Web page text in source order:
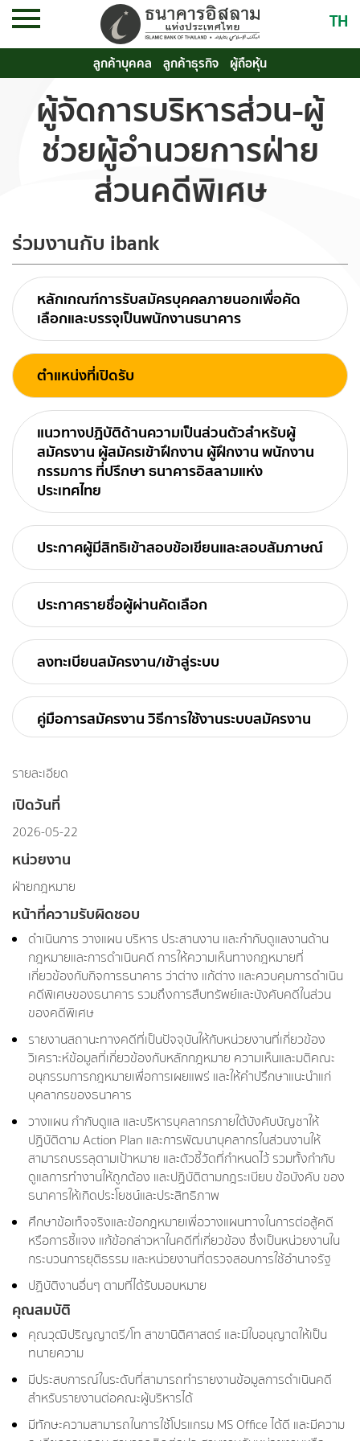
TH
ลูกค้าบุคคล ลูกค้าธุรกิจ ผู้ถือหุ้น
ผู้จัดการบริหารส่วน-ผู้
ช่วยผู้อำนวยการฝ่าย
ส่วนคดีพิเศษ
ร่วมงานกับ ibank
หลักเกณฑ์การรับสมัครบุคคลภายนอกเพื่อคัด
เลือกและบรรจุเป็นพนักงานธนาคาร
ตำแหน่งที่เปิดรับ
แนวทางปฏิบัติด้านความเป็นส่วนตัวสำหรับผู้
สมัครงาน ผู้สมัครเข้าฝึกงาน ผู้ฝึกงาน พนักงาน
กรรมการ ที่ปรึกษา ธนาคารอิสลามแห่ง
ประเทศไทย
ประกาศผู้มีสิทธิเข้าสอบข้อเขียนและสอบสัมภาษณ์
ประกาศรายชื่อผู้ผ่านคัดเลือก
ลงทะเบียนสมัครงาน/เข้าสู่ระบบ
คู่มือการสมัครงาน วิธีการใช้งานระบบสมัครงาน
รายละเอียด
เปิดวันที่
2026-05-22
หน่วยงาน
ฝ่ายกฎหมาย
หน้าที่ความรับผิดชอบ
ดำเนินการ วางแผน บริหาร ประสานงาน และกำกับดูแลงานด้าน
กฎหมายและการดำเนินคดี การให้ความเห็นทางกฎหมายที่
เกี่ยวข้องกับกิจการธนาคาร ว่าต่าง แก้ต่าง และควบคุมการดำเนิน
คดีพิเศษของธนาคาร รวมถึงการสืบทรัพย์และบังคับคดีในส่วน
ของคดีพิเศษ
รายงานสถานะทางคดีที่เป็นปัจจุบันให้กับหน่วยงานที่เกี่ยวข้อง
วิเคราะห์ข้อมูลที่เกี่ยวข้องกับหลักกฎหมาย ความเห็นและมติคณะ
อนุกรรมการกฎหมายเพื่อการเผยแพร่ และให้คำปรึกษาแนะนำแก่
บุคลากรของธนาคาร
วางแผน กำกับดูแล และบริหารบุคลากรภายใต้บังคับบัญชาให้
ปฏิบัติตาม Action Plan และการพัฒนาบุคลากรในส่วนงานให้
สามารถบรรลุตามเป้าหมาย และตัวชี้วัดที่กำหนดไว้ รวมทั้งกำกับ
ดูแลการทำงานให้ถูกต้อง และปฏิบัติตามกฎระเบียบ ข้อบังคับ ของ
ธนาคารให้เกิดประโยชน์และประสิทธิภาพ
ศึกษาข้อเท็จจริงและข้อกฎหมายเพื่อวางแผนทางในการต่อสู้คดี
หรือการชี้แจง แก้ข้อกล่าวหาในคดีที่เกี่ยวข้อง ซึ่งเป็นหน่วยงานใน
กระบวนการยุติธรรม และหน่วยงานที่ตรวจสอบการใช้อำนาจรัฐ
ปฏิบัติงานอื่นๆ ตามที่ได้รับมอบหมาย
คุณสมบัติ
คุณวุฒิปริญญาตรี/โท สาขานิติศาสตร์ และมีใบอนุญาตให้เป็น
ทนายความ
มีประสบการณ์ในระดับที่สามารถทำรายงานข้อมูลการดำเนินคดี
สำหรับรายงานต่อคณะผู้บริหารได้
มีทักษะความสามารถในการใช้โปรแกรม MS Office ได้ดี และมีความ